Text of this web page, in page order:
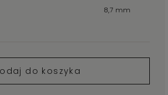
8,7 mm
do koszyka